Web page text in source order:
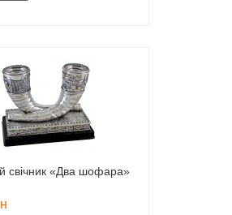
свічник «Два шофара»